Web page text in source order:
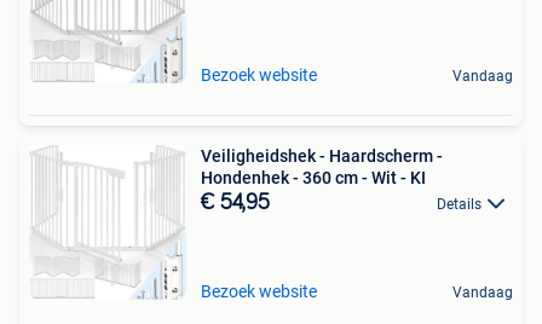
Bezoek website Vandaag
Veiligheidshek - Haardscherm -
Hondenhek - 360 cm - Wit - KI
€ 54,95 Details
Bezoek website Vandaag